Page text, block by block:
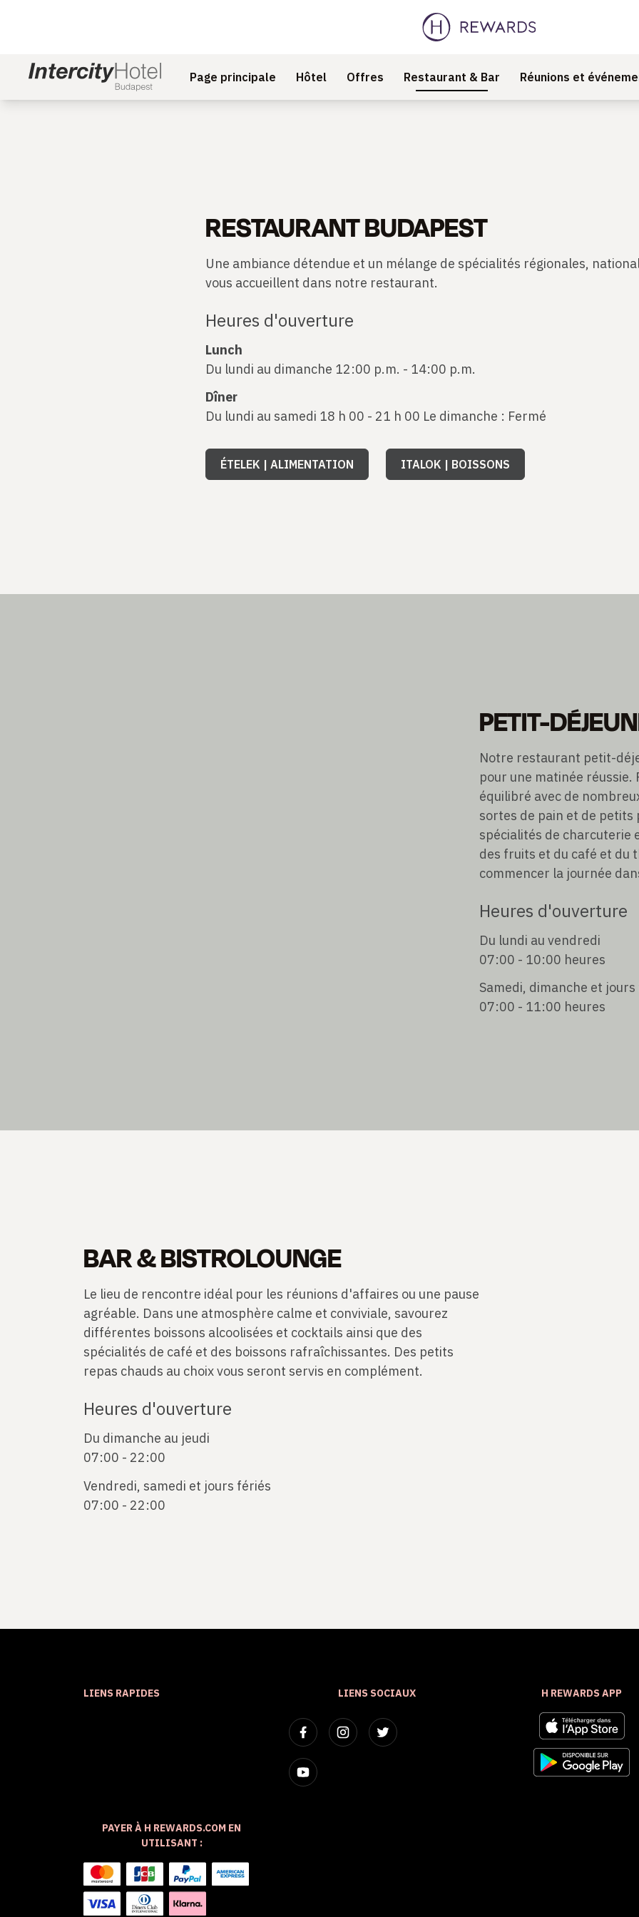
Page principale Hôtel Offres Restaurant & Bar Réunions et
RESTAURANT BUDAPEST
Une ambiance détendue et un mélange de spécialités régionales,
vous accueillent dans notre restaurant.
Heures d'ouverture
Lunch
Du lundi au dimanche 12:00 p.m. - 14:00 p.m.
Dîner
Du lundi au samedi 18 h 00 - 21 h 00 Le dimanche : Fermé
ÉTELEK | ALIMENTATION ITALOK | BOISSONS
PETIT-
Notre restaurant petit-
pour une matinée
équilibré avec de
sortes de pain et de
spécialités de charcuterie
des fruits et du café et du
commencer la journée
Heures d'ouverture
Du lundi au vendredi
07:00 - 10:00 heures
Samedi, dimanche et
07:00 - 11:00 heures
BAR & BISTROLOUNGE
Le lieu de rencontre idéal pour les réunions d'affaires ou une pause
agréable. Dans une atmosphère calme et conviviale, savourez
différentes boissons alcoolisées et cocktails ainsi que des
spécialités de café et des boissons rafraîchissantes. Des petits
repas chauds au choix vous seront servis en complément.
Heures d'ouverture
Du dimanche au jeudi
07:00 - 22:00
Vendredi, samedi et jours fériés
07:00 - 22:00
LIENS RAPIDES LIENS SOCIAUX H REWARDS APP
PAYER À H REWARDS.COM EN
UTILISANT :